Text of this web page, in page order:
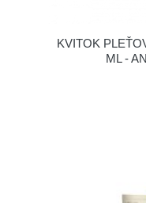
KVITOK
ML -